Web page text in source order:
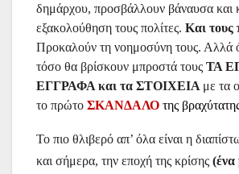
δημάρχου, προσβάλλουν βάναυσα και
εξακολούθηση τους πολίτες. Και τους
Προκαλούν τη νοημοσύνη τους. Αλλά
τόσο θα βρίσκουν μπροστά τους ΤΑ
ΕΓΓΡΑΦΑ και τα ΣΤΟΙΧΕΙΑ με τα
το πρώτο ΣΚΑΝΔΑΛΟ της
Το πιο θλιβερό απ’ όλα είναι η
και σήμερα, την εποχή της κρίσης (ένα